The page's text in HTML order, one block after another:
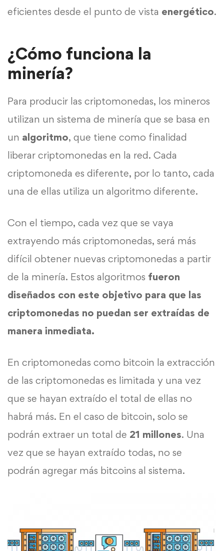
eficientes desde el punto de vista energético.
¿Cómo funciona la
minería?
Para producir las criptomonedas, los mineros
utilizan un sistema de minería que se basa en
un algoritmo, que tiene como finalidad
liberar criptomonedas en la red. Cada
criptomoneda es diferente, por lo tanto, cada
una de ellas utiliza un algoritmo diferente.
Con el tiempo, cada vez que se vaya
extrayendo más criptomonedas, será más
difícil obtener nuevas criptomonedas a partir
de la minería. Estos algoritmos fueron
diseñados con este objetivo para que las
criptomonedas no puedan ser extraídas de
manera inmediata.
En criptomonedas como bitcoin la extracción
de las criptomonedas es limitada y una vez
que se hayan extraído el total de ellas no
habrá más. En el caso de bitcoin, solo se
podrán extraer un total de 21 millones. Una
vez que se hayan extraído todas, no se
podrán agregar más bitcoins al sistema.